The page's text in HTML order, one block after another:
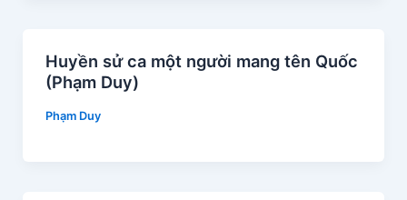
Huyền sử ca một người mang tên Quốc
(Phạm Duy)
Phạm Duy